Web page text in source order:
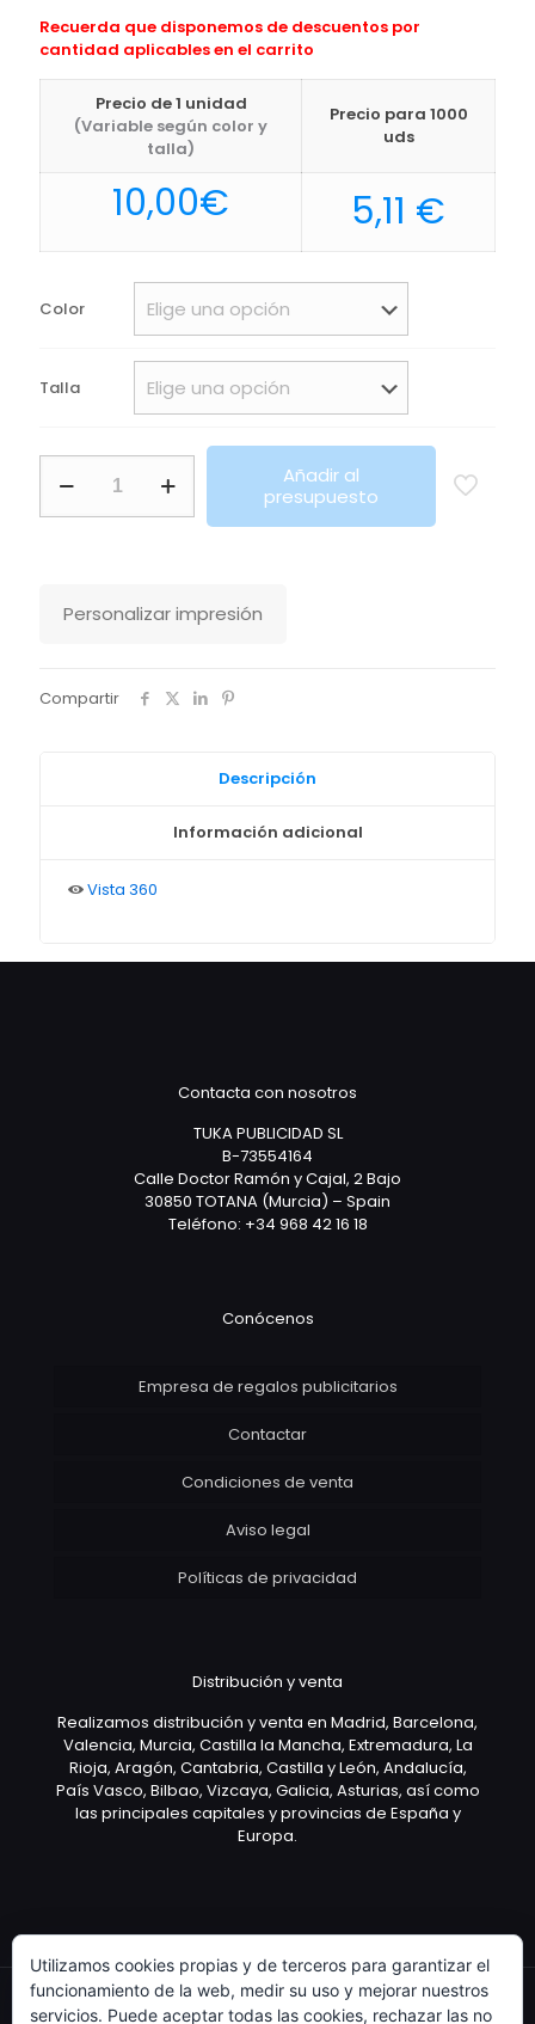
Recuerda que disponemos de descuentos por
cantidad aplicables en el carrito
Precio de 1 unidad
(Variable según color y
talla)
Precio para 1000
uds
10,00€ 5,11 €
Color
Talla
Adulto
Landon
Añadir al
presupuesto
Personalizar impresión
Compartir
Descripción
Información adicional
Vista 360
Contacta con nosotros
TUKA PUBLICIDAD SL
B-73554164
Calle Doctor Ramón y Cajal, 2 Bajo
30850 TOTANA (Murcia) – Spain
Teléfono: +34 968 42 16 18
Conócenos
Empresa de regalos publicitarios
Contactar
Condiciones de venta
Aviso legal
Políticas de privacidad
Distribución y venta
Realizamos distribución y venta en Madrid, Barcelona,
Valencia, Murcia, Castilla la Mancha, Extremadura, La
Rioja, Aragón, Cantabria, Castilla y León, Andalucía,
País Vasco, Bilbao, Vizcaya, Galicia, Asturias, así como
las principales capitales y provincias de España y
Europa.
Utilizamos cookies propias y de terceros para garantizar el
funcionamiento de la web, medir su uso y mejorar nuestros
servicios. Puede aceptar todas las cookies, rechazar las no